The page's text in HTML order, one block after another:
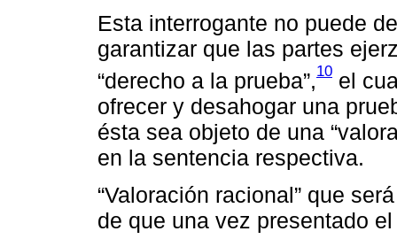
Esta interrogante no puede
garantizar que las partes
“derecho a la prueba”,10 el
ofrecer y desahogar una
ésta sea objeto de una
en la sentencia respectiva.
“Valoración racional” que
de que una vez presentado